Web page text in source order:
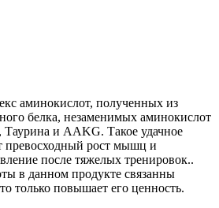
аминокислот, полученных из
белка, незаменимых аминокислот
Таурина и AAKG. Такое удачное
превосходный рост мышц и
после тяжелых тренировок..
в данном продукте связанны
только повышает его ценность.